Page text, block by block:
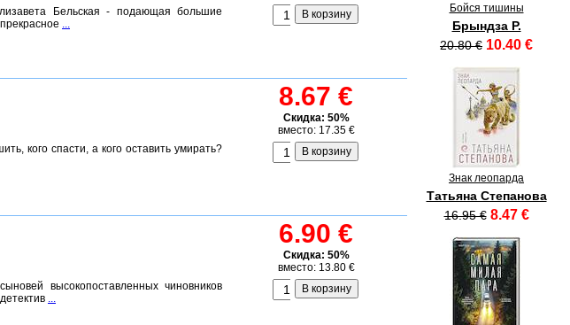
Бельская - подающая большие
...
кого спасти, а кого оставить умирать?
8.67 €
Скидка: 50%
вместо: 17.35 €
высокопоставленных чиновников
...
6.90 €
Скидка: 50%
вместо: 13.80 €
Бойся тишины
Брындза Р.
20.80 € 10.40 €
Знак леопарда
Татьяна Степанова
16.95 € 8.47 €